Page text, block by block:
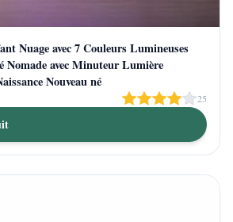
Nuage avec 7 Couleurs Lumineuses
Nomade avec Minuteur Lumière
Nouveau né
25